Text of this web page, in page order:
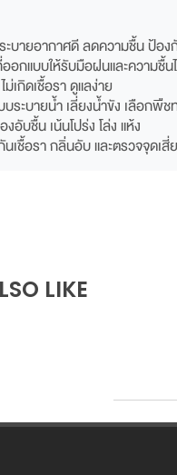
บายอากาศดี ลดความชื้น ป้อง
อกแบบให้รับมือฝนและความชื้
เกิดเชื้อรา ดูแลง่าย
ระบายน้ำ เลี่ยงน้ำขัง เลือกพื
อับชื้น เน้นโปร่ง โล่ง แห้ง
เชื้อรา กลิ่นอับ และตรวจจุดเสี่
LIKE